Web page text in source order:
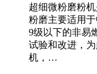
超细微粉磨粉
粉磨主要适用
9级以下的非易
试验和改进，
机，…